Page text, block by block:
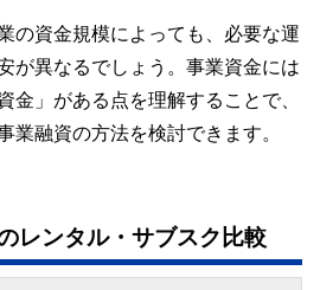
の資金規模によっても、必要な運
が異なるでしょう。事業資金には
金」がある点を理解することで、
業融資の方法を検討できます。
レンタル・サブスク比較